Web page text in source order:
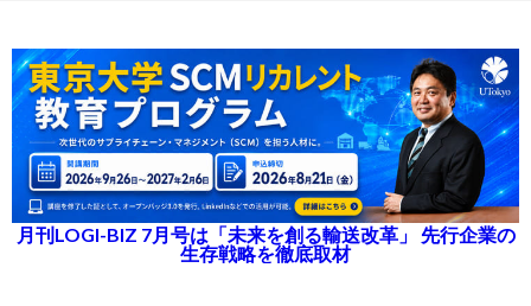
月刊LOGI-BIZ 7月号は「未来を創る輸送改革」 先行企業の
生存戦略を徹底取材